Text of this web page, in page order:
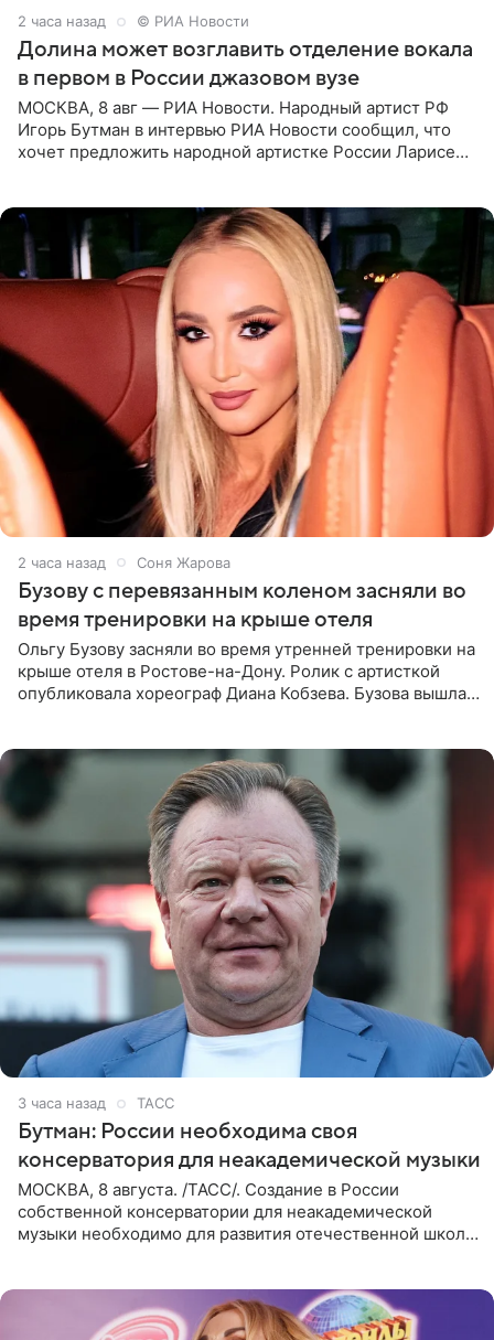
2 часа назад © РИА Новости
Долина может возглавить отделение вокала
в первом в России джазовом вузе
МОСКВА, 8 авг — РИА Новости. Народный артист РФ
Игорь Бутман в интервью РИА Новости сообщил, что
хочет предложить народной артистке России Ларисе
2 часа назад Соня Жарова
Бузову с перевязанным коленом засняли во
время тренировки на крыше отеля
Ольгу Бузову засняли во время утренней тренировки на
крыше отеля в Ростове-на-Дону. Ролик с артисткой
опубликовала хореограф Диана Кобзева. Бузова вышла
3 часа назад ТАСС
Бутман: России необходима своя
консерватория для неакадемической музыки
МОСКВА, 8 августа. /ТАСС/. Создание в России
собственной консерватории для неакадемической
музыки необходимо для развития отечественной школы